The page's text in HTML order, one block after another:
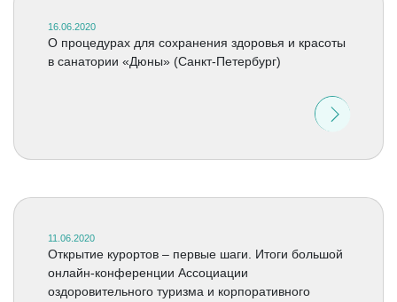
16.06.2020
О процедурах для сохранения здоровья и красоты
в санатории «Дюны» (Санкт-Петербург)
11.06.2020
Открытие курортов – первые шаги. Итоги большой
онлайн-конференции Ассоциации
оздоровительного туризма и корпоративного